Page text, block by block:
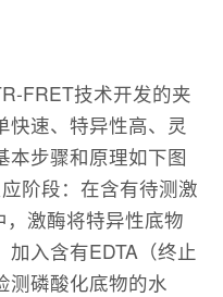
FRET技术开发的夹
快速、特异性高、灵
本步骤和原理如下图
阶段：在含有待测激
激酶将特异性底物
入含有EDTA（终止
测磷酸化底物的水